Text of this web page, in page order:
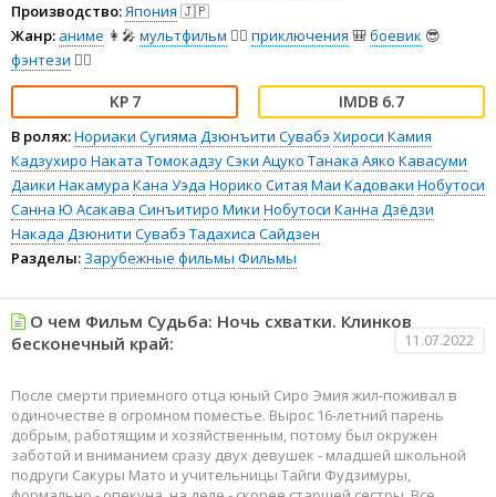
Производство:Япония 🇯🇵
Жанр: аниме 👩‍🎤 мультфильм 🧚‍♀️ приключения 🎒боевик 😎
фэнтези 🧝‍♂️
7 6.7
В ролях:Нориаки Сугияма Дзюнъити Сувабэ Хироси Камия
Кадзухиро Наката Томокадзу Сэки Ацуко Танака Аяко Кавасуми
Даики Накамура Кана Уэда Норико Ситая Маи Кадоваки Нобутоси
Санна Ю Асакава Синъитиро Мики Нобутоси Канна Дзёдзи
Накада Дзюнити Сувабэ Тадахиса Сайдзен
Разделы: Зарубежные фильмы Фильмы
О чем Фильм Судьба: Ночь схватки. Клинков
бесконечный край:
11.07.2022
После смерти приемного отца юный Сиро Эмия жил-поживал в
одиночестве в огромном поместье. Вырос 16-летний парень
добрым, работящим и хозяйственным, потому был окружен
заботой и вниманием сразу двух девушек - младшей школьной
подруги Сакуры Мато и учительницы Тайги Фудзимуры,